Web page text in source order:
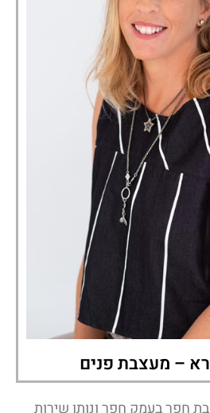
– מעצבת פנים
חפר בעמק חפר ונותן שירות